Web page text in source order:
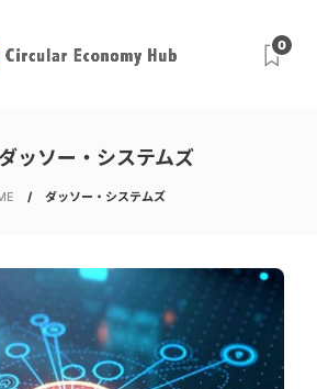
0
ダッソー・システムズ
ダッソー・システムズ